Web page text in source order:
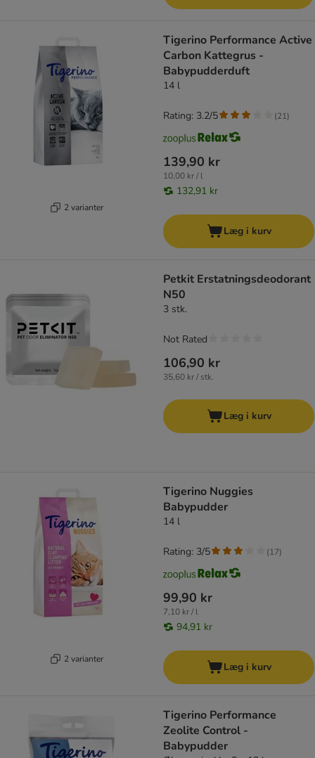
2 varianter
Tigerino Performance Active
Carbon Kattegrus -
Babypudderduft
14 l
139,90 kr
10,00 kr / l
132,91 kr
Rating: 3.2/5 (21)
Læg i kurv
Petkit Erstatningsdeodorant
N50
3 stk.
106,90 kr
35,60 kr / stk.
Not Rated
Læg i kurv
2 varianter
Tigerino Nuggies
Babypudder
14 l
99,90 kr
7,10 kr / l
94,91 kr
Rating: 3/5 (17)
Læg i kurv
Tigerino Performance
Zeolite Control -
Babypudder